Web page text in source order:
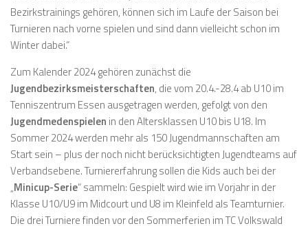
Bezirkstrainings gehören, können sich im Laufe der Saison bei
Turnieren nach vorne spielen und sind dann vielleicht schon im
Winter dabei.“
Zum Kalender 2024 gehören zunächst die
Jugendbezirksmeisterschaften, die vom 20.4.-28.4 ab U10 im
Tenniszentrum Essen ausgetragen werden, gefolgt von den
Jugendmedenspielen in den Altersklassen U10 bis U18. Im
Sommer 2024 werden mehr als 150 Jugendmannschaften am
Start sein – plus der noch nicht berücksichtigten Jugendteams auf
Verbandsebene. Turniererfahrung sollen die Kids auch bei der
„Minicup-Serie“ sammeln: Gespielt wird wie im Vorjahr in der
Klasse U10/U9 im Midcourt und U8 im Kleinfeld als Teamturnier.
Die drei Turniere finden vor den Sommerferien im TC Volkswald